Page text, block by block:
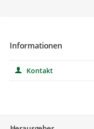
Informationen
Kontakt